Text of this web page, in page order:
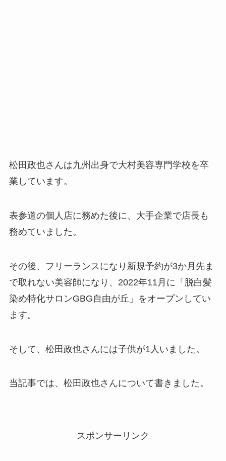
松田政也さんは九州出身で大村美容専門学校を卒
業しています。
表参道の個人店に務めた後に、大手企業で店長も
務めていました。
その後、フリーランスになり新規予約が3か月先ま
で取れない美容師になり、2022年11月に「脱白髪
染め特化サロンGBG自由が丘」をオープンしてい
ます。
そして、松田政也さんには子供が1人いました。
当記事では、松田政也さんについて書きました。
スポンサーリンク